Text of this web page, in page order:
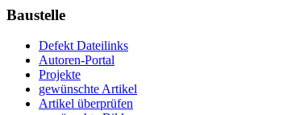
Baustelle
Defekt Dateilinks
Autoren-Portal
Projekte
gewünschte Artikel
Artikel überprüfen